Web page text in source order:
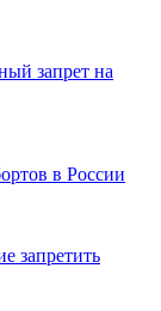
запрет на
в России
запретить